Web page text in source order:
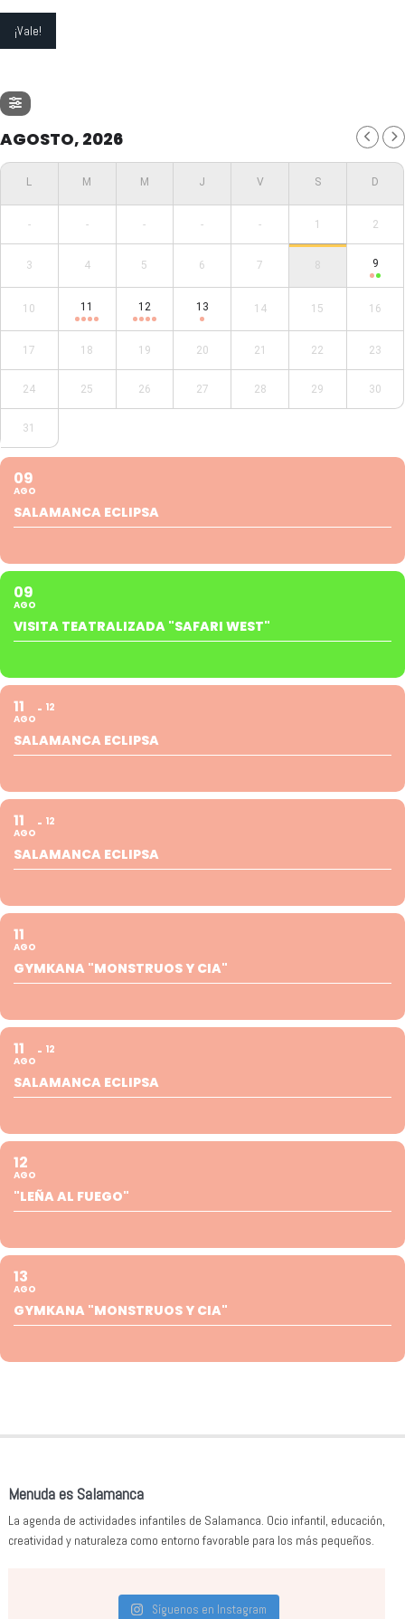
AGOSTO, 2026
- - - - - 1 2
3 4 5 6 7 8 9
10 11 12 13 14 15 16
17 18 19 20 21 22 23
24 25 26 27 28 29 30
31
09
AGO
SALAMANCA ECLIPSA
09
AGO
VISITA TEATRALIZADA "SAFARI WEST"
11
AGO
12
SALAMANCA ECLIPSA
11
AGO
12
SALAMANCA ECLIPSA
11
AGO
GYMKANA "MONSTRUOS Y CIA"
11
AGO
12
SALAMANCA ECLIPSA
12
AGO
"LEÑA AL FUEGO"
13
AGO
GYMKANA "MONSTRUOS Y CIA"
Menuda es Salamanca
La agenda de actividades infantiles de Salamanca. Ocio infantil, educación,
creatividad y naturaleza como entorno favorable para los más pequeños.
Síguenos en Instagram